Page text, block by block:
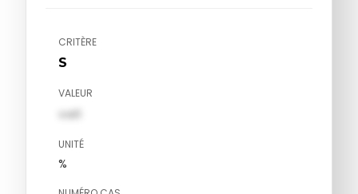
CRITÈRE
S
VALEUR
val1
UNITÉ
%